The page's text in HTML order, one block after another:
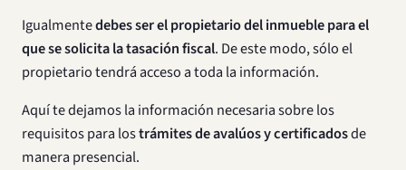
Igualmentedebes ser el propietario del inmueble para el
que se solicita la tasación fiscal. De este modo, sólo el
propietario tendrá acceso a toda la información.
Aquí te dejamos la información necesaria sobre los
requisitos para lostrámites de avalúos y certificadosde
manera presencial.